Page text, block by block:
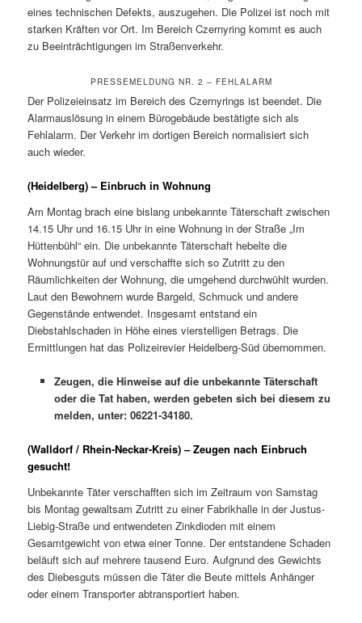
eines technischen Defekts, auszugehen. Die Polizei ist noch mit
starken Kräften vor Ort. Im Bereich Czernyring kommt es auch
zu Beeinträchtigungen im Straßenverkehr.
PRESSEMELDUNG NR. 2 – FEHLALARM
Der Polizeieinsatz im Bereich des Czernyrings ist beendet. Die
Alarmauslösung in einem Bürogebäude bestätigte sich als
Fehlalarm. Der Verkehr im dortigen Bereich normalisiert sich
auch wieder.
(Heidelberg) – Einbruch in Wohnung
Am Montag brach eine bislang unbekannte Täterschaft zwischen
14.15 Uhr und 16.15 Uhr in eine Wohnung in der Straße „Im
Hüttenbühl“ ein. Die unbekannte Täterschaft hebelte die
Wohnungstür auf und verschaffte sich so Zutritt zu den
Räumlichkeiten der Wohnung, die umgehend durchwühlt wurden.
Laut den Bewohnern wurde Bargeld, Schmuck und andere
Gegenstände entwendet. Insgesamt entstand ein
Diebstahlschaden in Höhe eines vierstelligen Betrags. Die
Ermittlungen hat das Polizeirevier Heidelberg-Süd übernommen.
Zeugen, die Hinweise auf die unbekannte Täterschaft
oder die Tat haben, werden gebeten sich bei diesem zu
melden, unter: 06221-34180.
(Walldorf / Rhein-Neckar-Kreis) – Zeugen nach Einbruch
gesucht!
Unbekannte Täter verschafften sich im Zeitraum von Samstag
bis Montag gewaltsam Zutritt zu einer Fabrikhalle in der Justus-
Liebig-Straße und entwendeten Zinkdioden mit einem
Gesamtgewicht von etwa einer Tonne. Der entstandene Schaden
beläuft sich auf mehrere tausend Euro. Aufgrund des Gewichts
des Diebesguts müssen die Täter die Beute mittels Anhänger
oder einem Transporter abtransportiert haben.